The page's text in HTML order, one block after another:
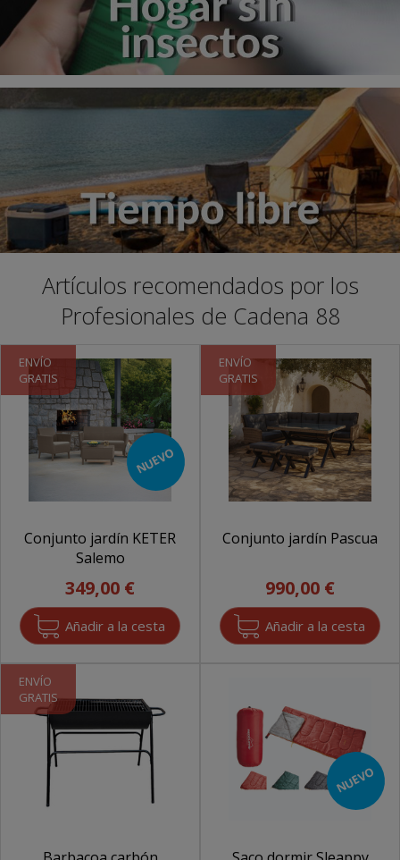
Artículos recomendados por los
Profesionales de Cadena 88
ENVÍO
GRATIS
NUEVO
Conjunto jardín KETER
Salemo
349,00 €
ENVÍO
GRATIS
Conjunto jardín Pascua
990,00 €
ENVÍO
GRATIS
NUEVO